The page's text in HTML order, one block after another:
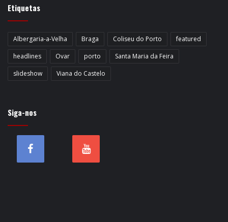
Etiquetas
Albergaria-a-Velha Braga Coliseu do Porto
featured
headlines
Ovar porto
Santa Maria da Feira
slideshow
Viana do Castelo
Siga-nos